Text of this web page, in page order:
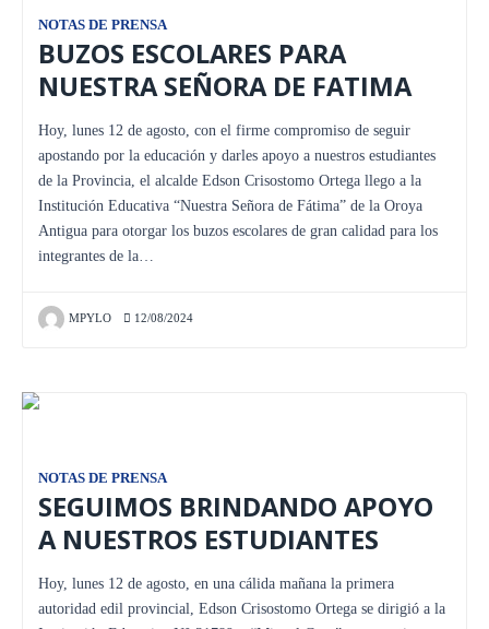
NOTAS DE PRENSA
BUZOS ESCOLARES PARA
NUESTRA SEÑORA DE FATIMA
Hoy, lunes 12 de agosto, con el firme compromiso de seguir
apostando por la educación y darles apoyo a nuestros estudiantes
de la Provincia, el alcalde Edson Crisostomo Ortega llego a la
Institución Educativa “Nuestra Señora de Fátima” de la Oroya
Antigua para otorgar los buzos escolares de gran calidad para los
integrantes de la…
MPYLO 12/08/2024
NOTAS DE PRENSA
SEGUIMOS BRINDANDO APOYO
A NUESTROS ESTUDIANTES
Hoy, lunes 12 de agosto, en una cálida mañana la primera
autoridad edil provincial, Edson Crisostomo Ortega se dirigió a la